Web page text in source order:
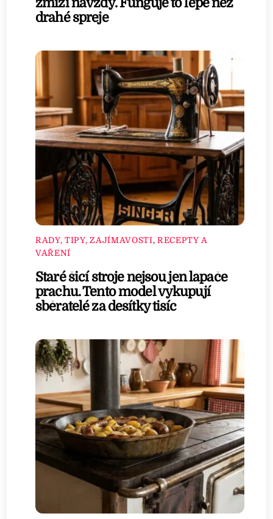
zmizí navždy. Funguje to lépe než
drahé spreje
RADY, TIPY, ZAJÍMAVOSTI, RECEPTY A
VAŘENÍ
Staré šicí stroje nejsou jen lapače
prachu. Tento model vykupují
sběratelé za desítky tisíc